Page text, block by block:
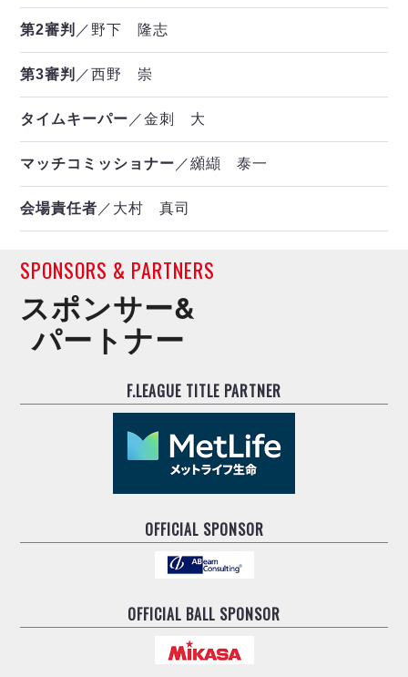
第2審判 ／野下 隆志
第3審判 ／西野 崇
タイムキーパー ／金刺 大
マッチコミッショナー ／纐纈 泰一
会場責任者 ／大村 真司
SPONSORS & PARTNERS
スポンサー&
パートナー
F.LEAGUE TITLE PARTNER
OFFICIAL SPONSOR
OFFICIAL BALL SPONSOR